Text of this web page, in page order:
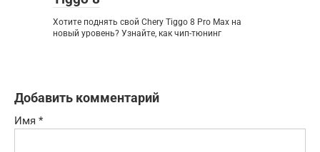
Хотите поднять свой Chery Tiggo 8 Pro Max на
новый уровень? Узнайте, как чип-тюнинг
Добавить комментарий
Имя *